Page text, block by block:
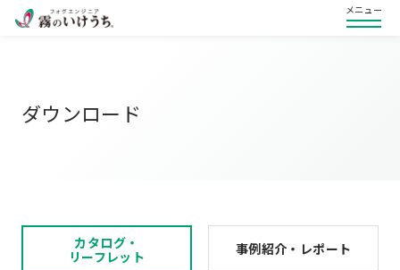
メニュー
ダウンロード
カタログ・
リーフレット
事例紹介・レポート